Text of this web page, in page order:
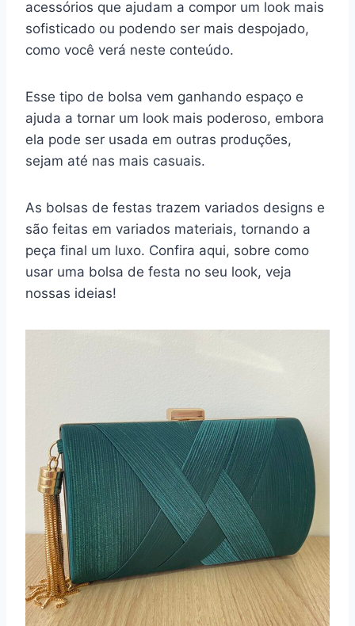
acessórios que ajudam a compor um look mais
sofisticado ou podendo ser mais despojado,
como você verá neste conteúdo.
Esse tipo de bolsa vem ganhando espaço e
ajuda a tornar um look mais poderoso, embora
ela pode ser usada em outras produções,
sejam até nas mais casuais.
As bolsas de festas trazem variados designs e
são feitas em variados materiais, tornando a
peça final um luxo. Confira aqui, sobre como
usar uma bolsa de festa no seu look, veja
nossas ideias!